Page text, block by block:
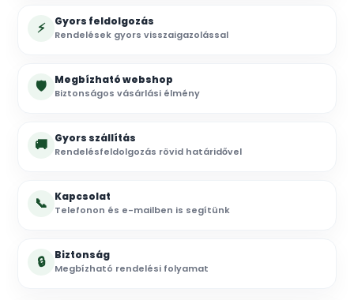
⚡ Gyors feldolgozás
Rendelések gyors visszaigazolással
🛡 Megbízható webshop
Biztonságos vásárlási élmény
🚚 Gyors szállítás
Rendelésfeldolgozás rövid határidővel
📞 Kapcsolat
Telefonon és e-mailben is segítünk
🔒 Biztonság
Megbízható rendelési folyamat